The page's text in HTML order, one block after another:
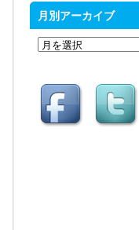
月別アーカイブ